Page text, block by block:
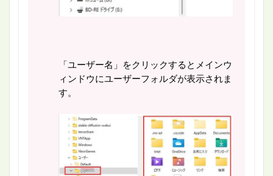
「ユーザー名」をクリックするとメインウ
ィンドウにユーザーフォルダが表示されま
す。